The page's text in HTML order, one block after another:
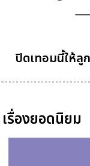
ปิดเทอมนี้ให้ลู
เรื่องยอดนิยม